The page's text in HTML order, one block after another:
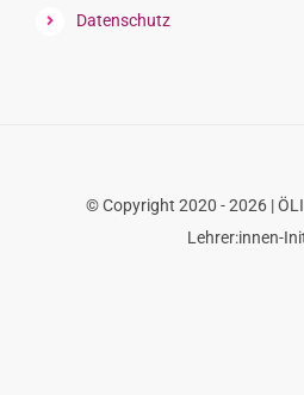
Datenschutz
© Copyright 2020 - 2026 |
Lehrer:innen-